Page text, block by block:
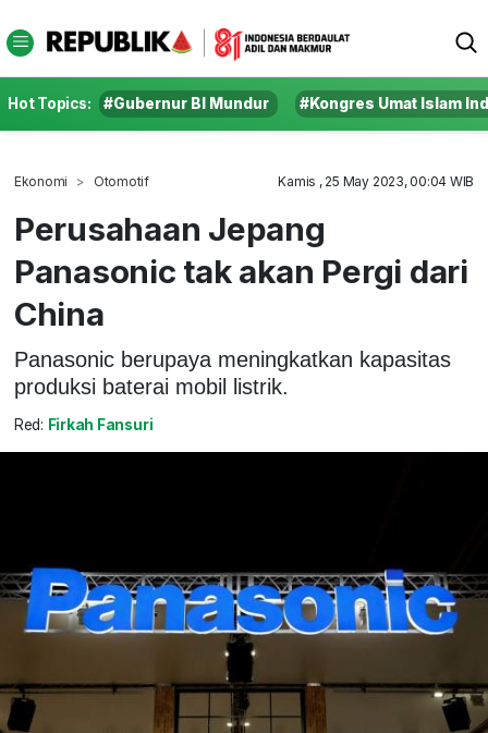
Hot Topics: #Gubernur BI Mundur #Kongres Umat Islam
Ekonomi Otomotif Kamis , 25 May 2023, 00:04 WIB
Perusahaan Jepang
Panasonic tak akan Pergi dari
China
Panasonic berupaya meningkatkan kapasitas
produksi baterai mobil listrik.
Red: Firkah Fansuri